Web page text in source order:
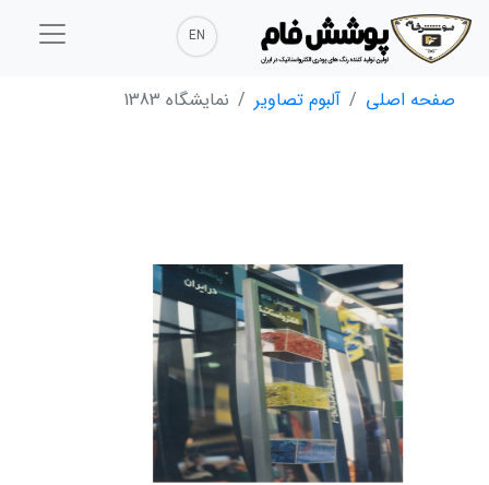
EN
صفحه اصلی آلبوم تصاویر نمایشگاه 1383